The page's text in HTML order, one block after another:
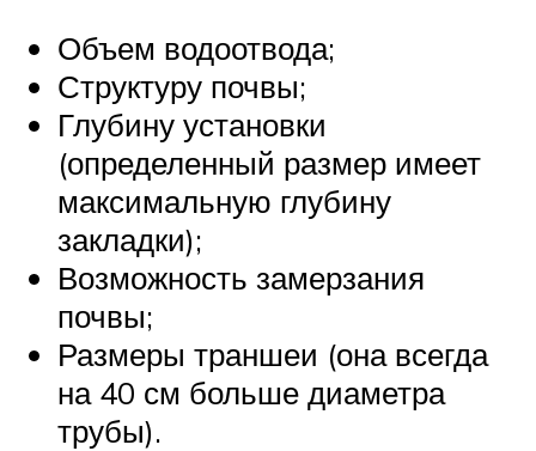
Объем водоотвода;
Структуру почвы;
Глубину установки
(определенный размер имеет
максимальную глубину
закладки);
Возможность замерзания
почвы;
Размеры траншеи (она всегда
на 40 см больше диаметра
трубы).